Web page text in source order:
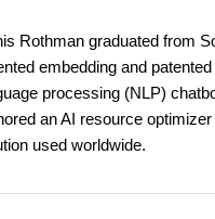
Rothman graduated from
embedding and
processing (NLP)
an AI resource
used worldwide.